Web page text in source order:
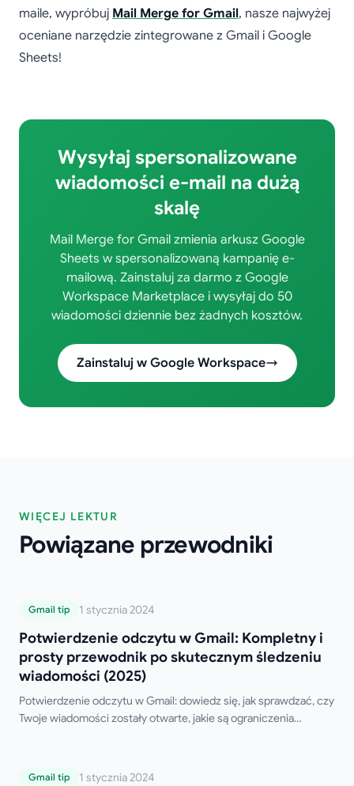
maile, wypróbuj Mail Merge for Gmail, nasze najwyżej
oceniane narzędzie zintegrowane z Gmail i Google
Sheets!
Wysyłaj spersonalizowane
wiadomości e-mail na dużą
skalę
Mail Merge for Gmail zmienia arkusz Google
Sheets w spersonalizowaną kampanię e-
mailową. Zainstaluj za darmo z Google
Workspace Marketplace i wysyłaj do 50
wiadomości dziennie bez żadnych kosztów.
Zainstaluj w Google Workspace
WIĘCEJ LEKTUR
Powiązane przewodniki
Potwierdzenie odczytu w Gmail:
skutecznym śledzeniu wiadomości (2025)
Gmail tip 1 stycznia 2024
Potwierdzenie odczytu w Gmail: Kompletny i
prosty przewodnik po skutecznym śledzeniu
wiadomości (2025)
Potwierdzenie odczytu w Gmail: dowiedz się, jak sprawdzać, czy
Twoje wiadomości zostały otwarte, jakie są ograniczenia
Dlaczego i jak używać UDW w
Gmail tip 1 stycznia 2024